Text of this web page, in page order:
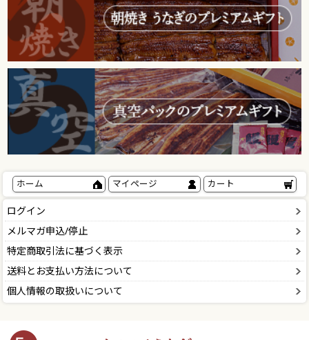
ホーム マイページ カート
ログイン
メルマガ申込/停止
特定商取引法に基づく表示
送料とお支払い方法について
個人情報の取扱いについて